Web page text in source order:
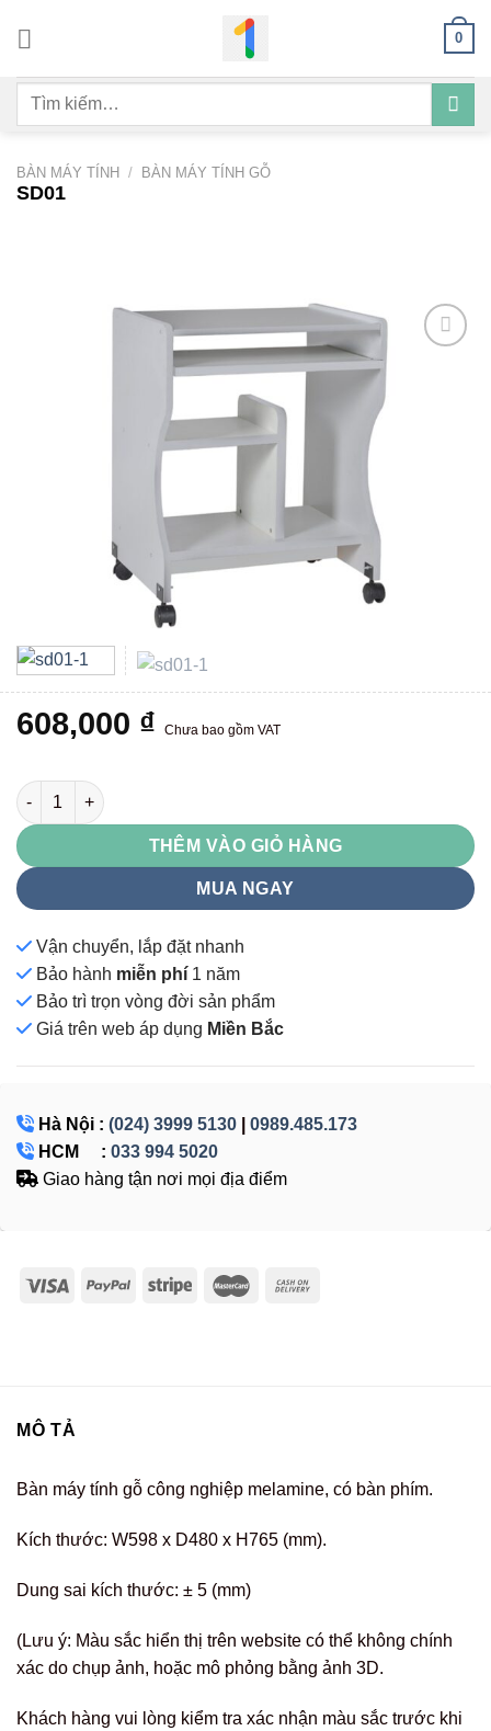
dung
0
Tìm
BÀN MÁY TÍNH / BÀN MÁY TÍNH GỖ
SD01
608,000 ₫ Chưa bao gồm VAT
SD01 số lượng
THÊM VÀO GIỎ HÀNG
MUA NGAY
Vận chuyển, lắp đặt nhanh
Bảo hành miễn phí 1 năm
Bảo trì trọn vòng đời sản phẩm
Giá trên web áp dụng Miền Bắc
Hà Nội : (024) 3999 5130
0989.485.173
HCM : 033 994 5020
Giao hàng tận nơi mọi địa điểm
MÔ TẢ
Bàn máy tính gỗ công nghiệp melamine, có bàn phím.
Kích thước: W598 x D480 x H765 (mm).
Dung sai kích thước: ± 5 (mm)
(Lưu ý: Màu sắc hiển thị trên website có thể không chính
xác do chụp ảnh, hoặc mô phỏng bằng ảnh 3D.
Khách hàng vui lòng kiểm tra xác nhận màu sắc trước khi